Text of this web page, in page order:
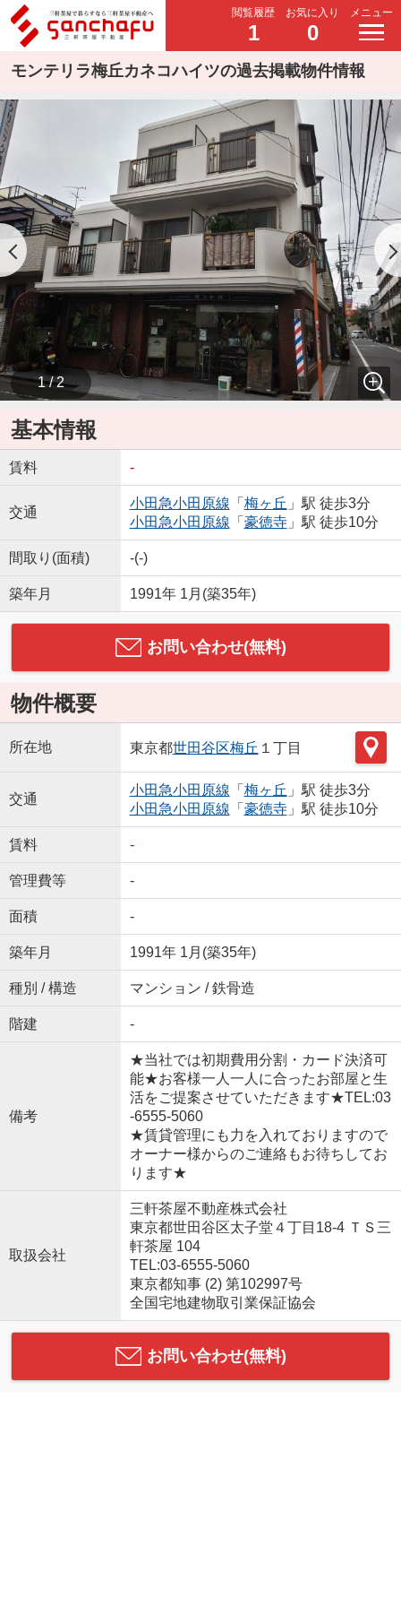
閲覧履歴
1
お気に入り
0
メニュー
モンテリラ梅丘カネコハイツの過去掲載物件情報
1 / 2
基本情報
賃料 -
交通
小田急小田原線 「 梅ヶ丘 」駅 徒歩3分
小田急小田原線 「 豪徳寺」駅 徒歩10分
間取り(面積) -(-)
築年月 1991年 1月(築35年)
お問い合わせ(無料)
物件概要
所在地 東京都世田谷区梅丘 １丁目
交通
小田急小田原線 「 梅ヶ丘 」駅 徒歩3分
小田急小田原線 「 豪徳寺」駅 徒歩10分
賃料 -
管理費等 -
面積 -
築年月 1991年 1月(築35年)
種別 / 構造 マンション / 鉄骨造
階建 -
備考
★当社では初期費用分割・カード決済可
能★お客様一人一人に合ったお部屋と生
活をご提案させていただきます★TEL:03
-6555-5060
★賃貸管理にも力を入れておりますので
オーナー様からのご連絡もお待ちしてお
ります★
取扱会社
三軒茶屋不動産株式会社
東京都世田谷区太子堂４丁目18-4 ＴＳ三
軒茶屋 104
TEL:03-6555-5060
東京都知事 (2) 第102997号
全国宅地建物取引業保証協会
お問い合わせ(無料)